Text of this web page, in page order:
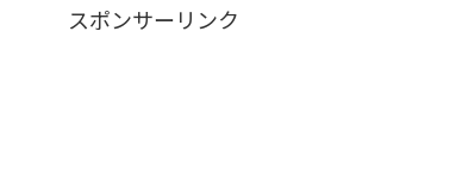
スポンサーリンク